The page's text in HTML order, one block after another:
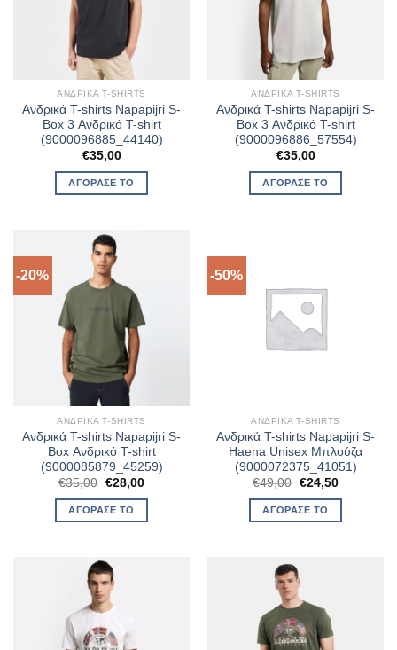
ΑΝΔΡΙΚΆ T-SHIRTS
Ανδρικά T-shirts Napapijri S-
Box 3 Ανδρικό T-shirt
(9000096885_44140)
€35,00
ΑΓΌΡΑΣΈ ΤΟ
ΑΝΔΡΙΚΆ T-SHIRTS
Ανδρικά T-shirts Napapijri S-
Box 3 Ανδρικό T-shirt
(9000096886_57554)
€35,00
ΑΓΌΡΑΣΈ ΤΟ
-20%
ΑΝΔΡΙΚΆ T-SHIRTS
Ανδρικά T-shirts Napapijri S-
Box Ανδρικό T-shirt
(9000085879_45259)
€35,00 Original
was:
€35,00.
€28,00Η
ΑΓΌΡΑΣΈ ΤΟ
-50%
ΑΝΔΡΙΚΆ T-SHIRTS
Ανδρικά T-shirts Napapijri S-
Haena Unisex Μπλούζα
(9000072375_41051)
€49,00 Original
was:
€49,00.
€24,50Η
ΑΓΌΡΑΣΈ ΤΟ